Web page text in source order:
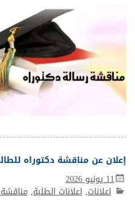
إعلان عن مناقشة دكتوراه
11 يونيو 2026
اعلانات,اعلانات الطلبة,